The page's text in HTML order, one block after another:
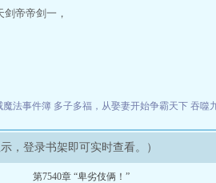
帝帝剑一，
魔法事件簿 多子多福，从娶妻开始争霸天下 吞噬
，登录书架即可实时查看。）
第7540章 “卑劣伎俩！”